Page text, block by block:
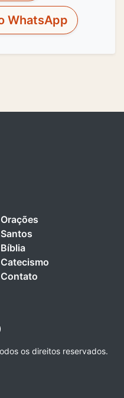
WhatsApp
Orações
Santos
Bíblia
Catecismo
Contato
os direitos reservados.